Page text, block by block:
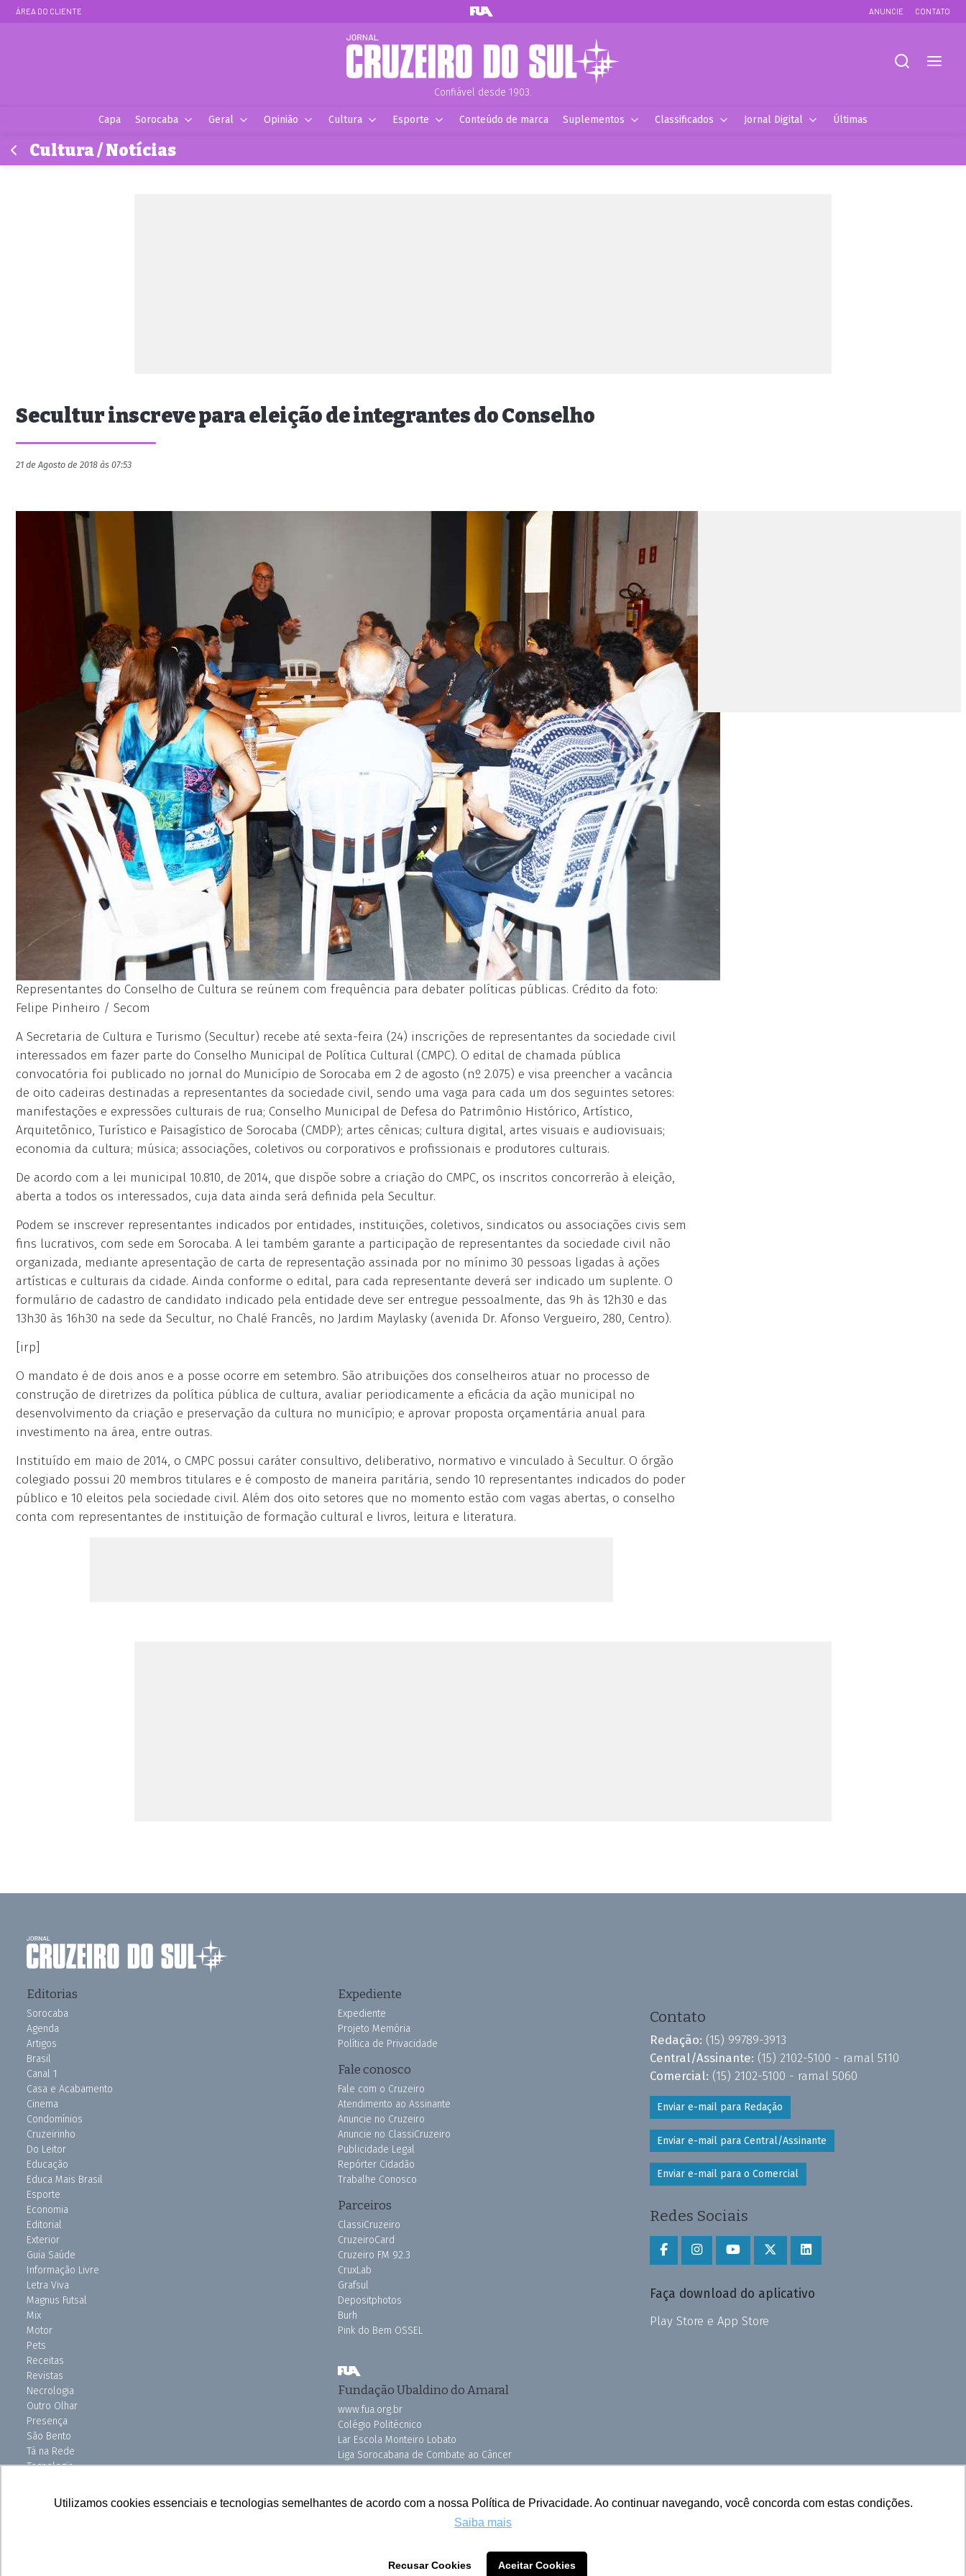
Utilizamos cookies essenciais e tecnologias semelhantes de acordo com a nossa Política de Privacidade. Ao continuar navegando, você concorda com estas condições.
Saiba mais
Recusar Cookies Aceitar Cookies
ÁREA DO CLIENTE ANUNCIE CONTATO
Confiável desde 1903.
Capa Sorocaba Geral Opinião Cultura Esporte Conteúdo de marca Suplementos Classificados Jornal Digital Últimas
Cultura / Notícias
Secultur inscreve para eleição de integrantes do Conselho
21 de Agosto de 2018 às 07:53
Representantes do Conselho de Cultura se reúnem com frequência para debater políticas públicas. Crédito da foto:
Felipe Pinheiro / Secom
A Secretaria de Cultura e Turismo (Secultur) recebe até sexta-feira (24) inscrições de representantes da sociedade civil
interessados em fazer parte do Conselho Municipal de Política Cultural (CMPC). O edital de chamada pública
convocatória foi publicado no jornal do Município de Sorocaba em 2 de agosto (nº 2.075) e visa preencher a vacância
de oito cadeiras destinadas a representantes da sociedade civil, sendo uma vaga para cada um dos seguintes setores:
manifestações e expressões culturais de rua; Conselho Municipal de Defesa do Patrimônio Histórico, Artístico,
Arquitetônico, Turístico e Paisagístico de Sorocaba (CMDP); artes cênicas; cultura digital, artes visuais e audiovisuais;
economia da cultura; música; associações, coletivos ou corporativos e profissionais e produtores culturais.
De acordo com a lei municipal 10.810, de 2014, que dispõe sobre a criação do CMPC, os inscritos concorrerão à eleição,
aberta a todos os interessados, cuja data ainda será definida pela Secultur.
Podem se inscrever representantes indicados por entidades, instituições, coletivos, sindicatos ou associações civis sem
fins lucrativos, com sede em Sorocaba. A lei também garante a participação de representantes da sociedade civil não
organizada, mediante apresentação de carta de representação assinada por no mínimo 30 pessoas ligadas à ações
artísticas e culturais da cidade. Ainda conforme o edital, para cada representante deverá ser indicado um suplente. O
formulário de cadastro de candidato indicado pela entidade deve ser entregue pessoalmente, das 9h às 12h30 e das
13h30 às 16h30 na sede da Secultur, no Chalé Francês, no Jardim Maylasky (avenida Dr. Afonso Vergueiro, 280, Centro).
[irp]
O mandato é de dois anos e a posse ocorre em setembro. São atribuições dos conselheiros atuar no processo de
construção de diretrizes da política pública de cultura, avaliar periodicamente a eficácia da ação municipal no
desenvolvimento da criação e preservação da cultura no município; e aprovar proposta orçamentária anual para
investimento na área, entre outras.
Instituído em maio de 2014, o CMPC possui caráter consultivo, deliberativo, normativo e vinculado à Secultur. O órgão
colegiado possui 20 membros titulares e é composto de maneira paritária, sendo 10 representantes indicados do poder
público e 10 eleitos pela sociedade civil. Além dos oito setores que no momento estão com vagas abertas, o conselho
conta com representantes de instituição de formação cultural e livros, leitura e literatura.
Editorias
Sorocaba
Agenda
Artigos
Brasil
Canal 1
Casa e Acabamento
Cinema
Condomínios
Cruzeirinho
Do Leitor
Educação
Educa Mais Brasil
Esporte
Economia
Editorial
Exterior
Guia Saúde
Informação Livre
Letra Viva
Magnus Futsal
Mix
Motor
Pets
Receitas
Revistas
Necrologia
Outro Olhar
Presença
São Bento
Tá na Rede
Tecnologia
Uniso Ciência
Expediente
Expediente
Projeto Memória
Política de Privacidade
Fale conosco
Fale com o Cruzeiro
Atendimento ao Assinante
Anuncie no Cruzeiro
Anuncie no ClassiCruzeiro
Publicidade Legal
Repórter Cidadão
Trabalhe Conosco
Parceiros
ClassiCruzeiro
CruzeiroCard
Cruzeiro FM 92.3
CruxLab
Grafsul
Depositphotos
Burh
Pink do Bem OSSEL
Fundação Ubaldino do Amaral
www.fua.org.br
Colégio Politécnico
Lar Escola Monteiro Lobato
Liga Sorocabana de Combate ao Câncer
Vila dos Velhinhos
Contato
Redação: (15) 99789-3913
Central/Assinante: (15) 2102-5100 - ramal 5110
Comercial: (15) 2102-5100 - ramal 5060
Enviar e-mail para Redação
Enviar e-mail para Central/Assinante
Enviar e-mail para o Comercial
Redes Sociais
Faça download do aplicativo
Play Store e App Store
Todos os direitos reservados © 2025 Cruzeiro do Sul